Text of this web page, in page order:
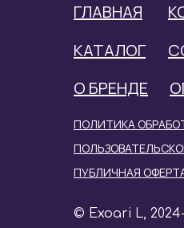
ГЛАВНАЯ
КАТАЛОГ
О БРЕНДЕ
ПОЛИТИКА
ПУБЛИЧНАЯ
© Exoari L,